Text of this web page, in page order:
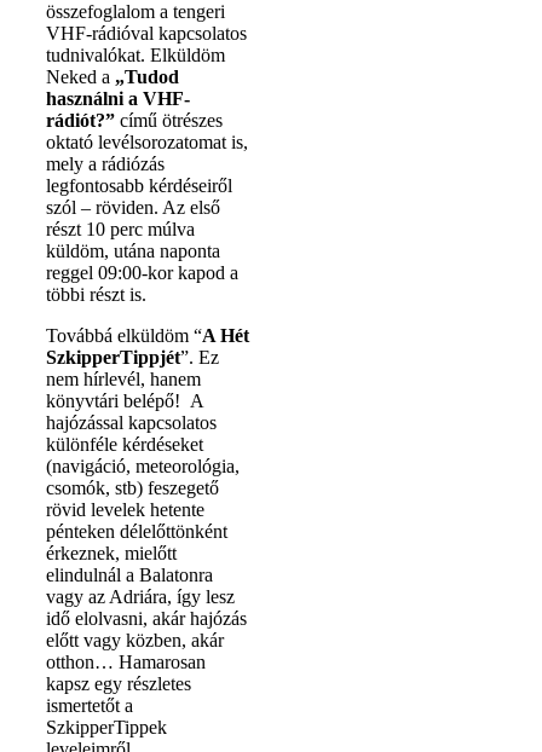
összefoglalom a tengeri
VHF-rádióval kapcsolatos
tudnivalókat. Elküldöm
Neked a „Tudod
használni a VHF-
rádiót?” című ötrészes
oktató levélsorozatomat is,
mely a rádiózás
legfontosabb kérdéseiről
szól – röviden. Az első
részt 10 perc múlva
küldöm, utána naponta
reggel 09:00-kor kapod a
többi részt is.
Továbbá elküldöm “A Hét
SzkipperTippjét”. Ez
nem hírlevél, hanem
könyvtári belépő! A
hajózással kapcsolatos
különféle kérdéseket
(navigáció, meteorológia,
csomók, stb) feszegető
rövid levelek hetente
pénteken délelőttönként
érkeznek, mielőtt
elindulnál a Balatonra
vagy az Adriára, így lesz
idő elolvasni, akár hajózás
előtt vagy közben, akár
otthon… Hamarosan
kapsz egy részletes
ismertetőt a
SzkipperTippek